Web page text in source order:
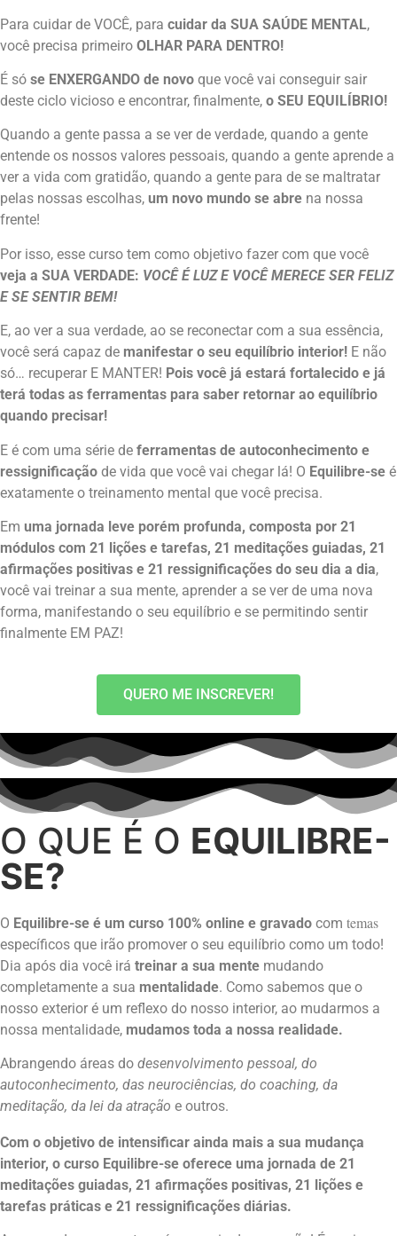
Para cuidar de VOCÊ, para cuidar da SUA SAÚDE MENTAL,
você precisa primeiro OLHAR PARA DENTRO!
É só se ENXERGANDO de novo que você vai conseguir sair
deste ciclo vicioso e encontrar, finalmente, o SEU EQUILÍBRIO!
Quando a gente passa a se ver de verdade, quando a gente
entende os nossos valores pessoais, quando a gente aprende a
ver a vida com gratidão, quando a gente para de se maltratar
pelas nossas escolhas, um novo mundo se abre na nossa
frente!
Por isso, esse curso tem como objetivo fazer com que você
veja a SUA VERDADE: VOCÊ É LUZ E VOCÊ MERECE SER FELIZ
E SE SENTIR BEM!
E, ao ver a sua verdade, ao se reconectar com a sua essência,
você será capaz de manifestar o seu equilíbrio interior! E não
só… recuperar E MANTER! Pois você já estará fortalecido e já
terá todas as ferramentas para saber retornar ao equilíbrio
quando precisar!
E é com uma série de ferramentas de autoconhecimento e
ressignificação de vida que você vai chegar lá! O Equilibre-se é
exatamente o treinamento mental que você precisa.
Em uma jornada leve porém profunda, composta por 21
módulos com 21 lições e tarefas, 21 meditações guiadas, 21
afirmações positivas e 21 ressignificações do seu dia a dia,
você vai treinar a sua mente, aprender a se ver de uma nova
forma, manifestando o seu equilíbrio e se permitindo sentir
finalmente EM PAZ!
QUERO ME INSCREVER!
O QUE É O EQUILIBRE-
SE?
O Equilibre-se é um curso 100% online e gravado com temas
específicos que irão promover o seu equilíbrio como um todo!
Dia após dia você irá treinar a sua mente mudando
completamente a sua mentalidade. Como sabemos que o
nosso exterior é um reflexo do nosso interior, ao mudarmos a
nossa mentalidade, mudamos toda a nossa realidade.
Abrangendo áreas do desenvolvimento pessoal, do
autoconhecimento, das neurociências, do coaching, da
meditação, da lei da atração e outros.
Com o objetivo de intensificar ainda mais a sua mudança
interior, o curso Equilibre-se oferece uma jornada de 21
meditações guiadas, 21 afirmações positivas, 21 lições e
tarefas práticas e 21 ressignificações diárias.